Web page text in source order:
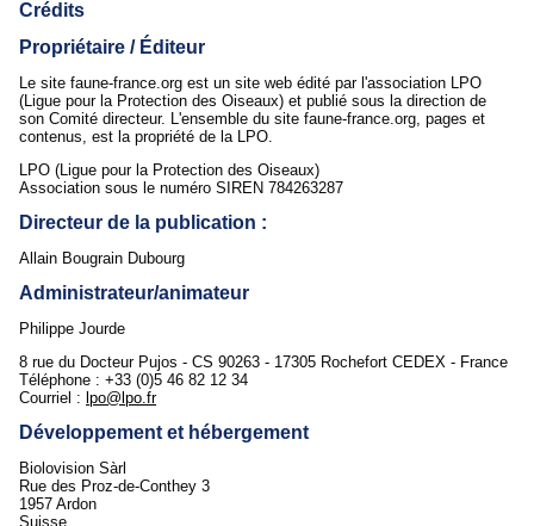
Crédits
Propriétaire / Éditeur
Le site faune-france.org est un site web édité par l'association LPO
(Ligue pour la Protection des Oiseaux) et publié sous la direction de
son Comité directeur. L'ensemble du site faune-france.org, pages et
contenus, est la propriété de la LPO.
LPO (Ligue pour la Protection des Oiseaux)
Association sous le numéro SIREN 784263287
Directeur de la publication :
Allain Bougrain Dubourg
Administrateur/animateur
Philippe Jourde
8 rue du Docteur Pujos - CS 90263 - 17305 Rochefort CEDEX - France
Téléphone : +33 (0)5 46 82 12 34
Courriel : lpo@lpo.fr
Développement et hébergement
Biolovision Sàrl
Rue des Proz-de-Conthey 3
1957 Ardon
Suisse